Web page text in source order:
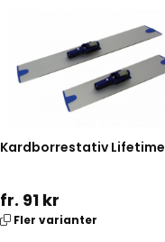
Kardborrestativ Lifetime
fr. 91 kr
Fler varianter